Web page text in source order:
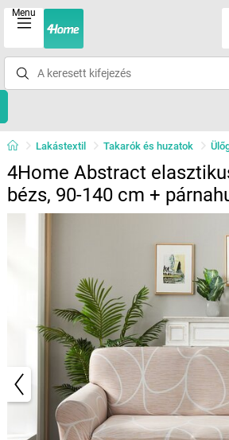
Menu
Lakástextil Takarók és huzatok
4Home Abstract
bézs, 90-140 cm +